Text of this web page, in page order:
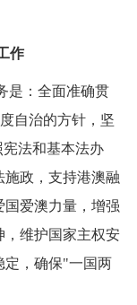
作
是：全面准确贯
自治的方针，坚
法和基本法办
政，支持港澳融
国爱澳力量，增强
，维护国家主权安
定，确保"一国两